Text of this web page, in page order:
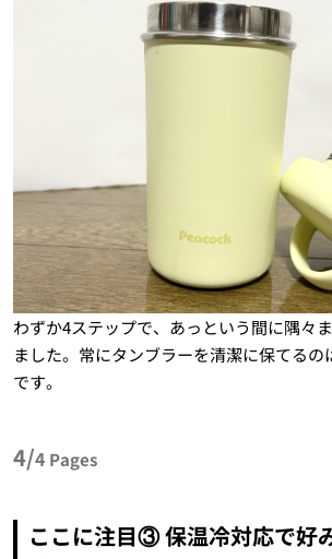
わずか4ステップで、あっという間に隅々
ました。常にタンブラーを清潔に保てるの
です。
4/4 Pages
ここに注目③ 保温冷対応で好